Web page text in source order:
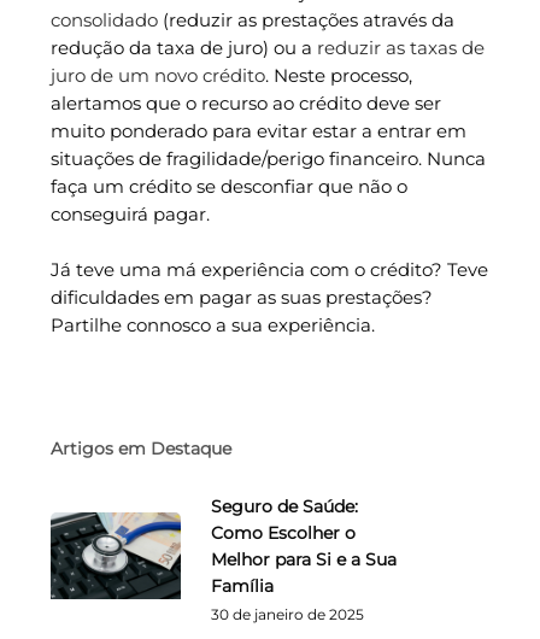
consolidado(reduzir as prestações através da
redução da taxa de juro) ou a reduzir as taxas de
juro de um novo crédito. Neste processo,
alertamos que o recurso ao crédito deve ser
muito ponderado para evitar estar a entrar em
situações de fragilidade/perigo financeiro. Nunca
faça um crédito se desconfiar que não o
conseguirá pagar.
Já teve uma má experiência com o crédito? Teve
dificuldades em pagar as suas prestações?
Partilhe connosco a sua experiência.
Artigos em Destaque
Seguro de Saúde:
Como Escolher o
Melhor para Si e a Sua
Família
30 de janeiro de 2025